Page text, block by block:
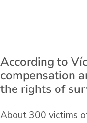
According to
compensation
the rights of
About 300 victims